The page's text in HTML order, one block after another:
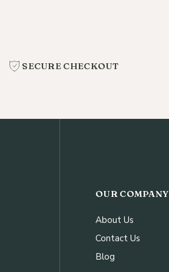
SECURE CHECKOUT
OUR COMPANY
About Us
Contact Us
Blog